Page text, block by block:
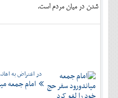
شدن در میان مردم است.
در اعتراض به
امام جمعه